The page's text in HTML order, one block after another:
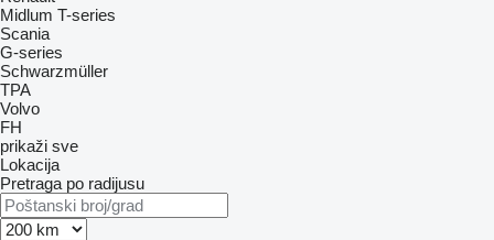
Midlum T-series
Scania
G-series
Schwarzmüller
TPA
Volvo
FH
prikaži sve
Lokacija
Pretraga po radijusu